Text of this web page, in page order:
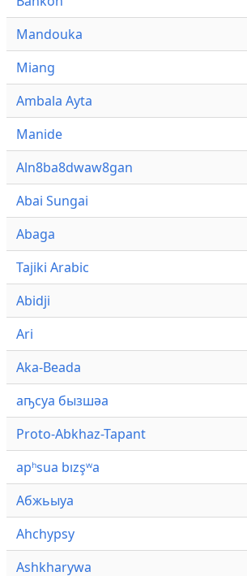
Mandouka
Miang
Ambala Ayta
Manide
Aln8ba8dwaw8gan
Abai Sungai
Abaga
Tajiki Arabic
Abidji
Ari
Aka-Beada
аҧсуа бызшәа
Proto-Abkhaz-Tapant
apʰsua bızşʷa
Абжьыуа
Ahchypsy
Ashkharywa